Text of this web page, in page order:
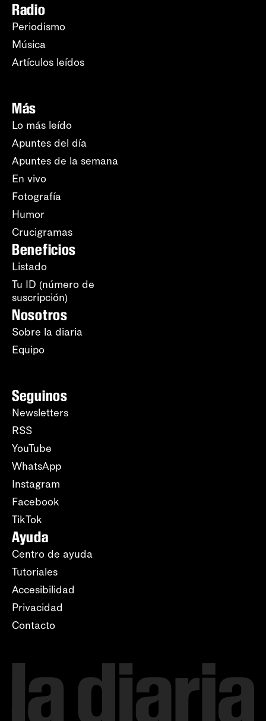
Radio
Periodismo
Música
Artículos leídos
Más
Lo más leído
Apuntes del día
Apuntes de la semana
En vivo
Fotografía
Humor
Crucigramas
Beneficios
Listado
Tu ID (número de
suscripción)
Nosotros
Sobre la diaria
Equipo
Seguinos
Newsletters
RSS
YouTube
WhatsApp
Instagram
Facebook
TikTok
Ayuda
Centro de ayuda
Tutoriales
Accesibilidad
Privacidad
Contacto